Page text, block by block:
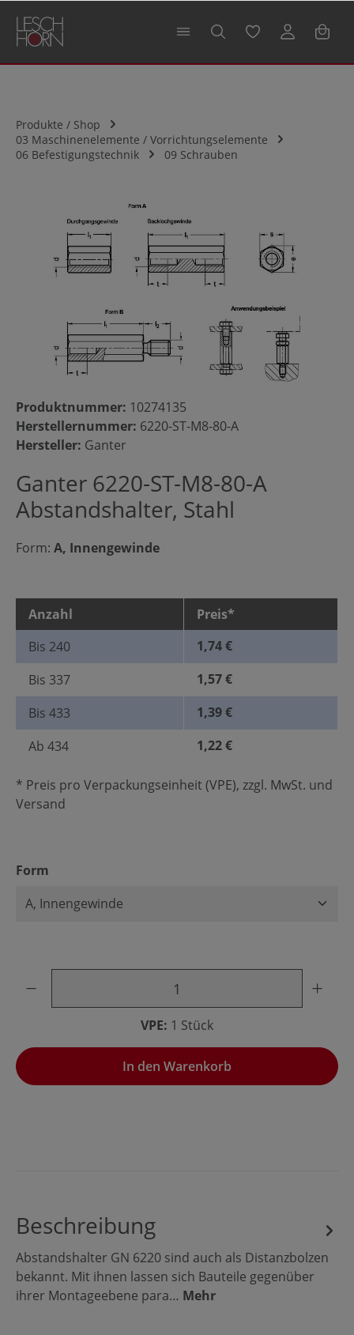
springen
Produkte / Shop
03 Maschinenelemente / Vorrichtungselemente
06 Befestigungstechnik
09 Schrauben
Bildergalerie überspringen
Produktnummer: 10274135
Herstellernummer: 6220-ST-M8-80-A
Hersteller: Ganter
Ganter 6220-ST-M8-80-A
Abstandshalter, Stahl
Form: A, Innengewinde
Anzahl
Preis*
Bis 240
1,74 €
Bis 337
1,57 €
Bis 433
1,39 €
Ab 434 1,22 €
* Preis pro Verpackungseinheit (VPE), zzgl. MwSt. und
Versand
Form
VPE: 1 Stück
In den Warenkorb
Beschreibung
Abstandshalter GN 6220 sind auch als Distanzbolzen
bekannt. Mit ihnen lassen sich Bauteile gegenüber
ihrer Montageebene para… Mehr